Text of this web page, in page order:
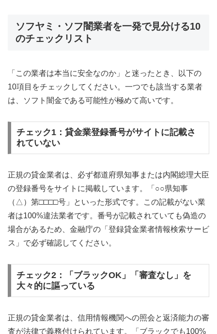
ソフヤミ・ソフ闇業者を一発で見分ける10
のチェックリスト
「この業者は本当に安全なのか」と迷ったとき、以下の
10項目をチェックしてください。一つでも該当する業者
は、ソフト闇金である可能性が極めて高いです。
チェック1：貸金業登録番号がサイトに記載さ
れていない
正規の貸金業者は、必ず都道府県知事または内閣総理大臣
の登録番号をサイトに掲載しています。「○○県知事
（△）第□□□□号」といった形式です。この記載がない業
者は100%違法業者です。番号が記載されていても偽造の
場合があるため、金融庁の「登録貸金業者情報検索サービ
ス」で必ず確認してください。
チェック2：「ブラックOK」「審査なし」を
大々的に謳っている
正規の貸金業者は、信用情報機関への照会と返済能力の審
査が法律で義務付けられています。「ブラックでも100%